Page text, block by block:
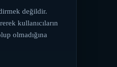
değildir.
kullanıcıların
olmadığına